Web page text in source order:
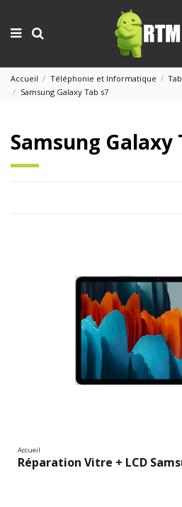
Accueil Téléphonie et Informatique
Samsung Galaxy Tab s7
Samsung Galaxy
Accueil
Réparation Vitre + LCD